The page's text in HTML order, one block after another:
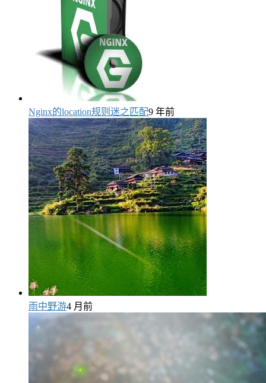
Nginx的location规则迷之匹配9 年前
雨中野游4 月前